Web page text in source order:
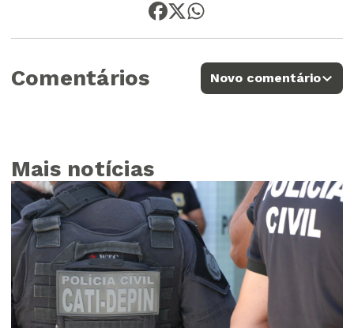
Comentários Novo comentário
Mais notícias